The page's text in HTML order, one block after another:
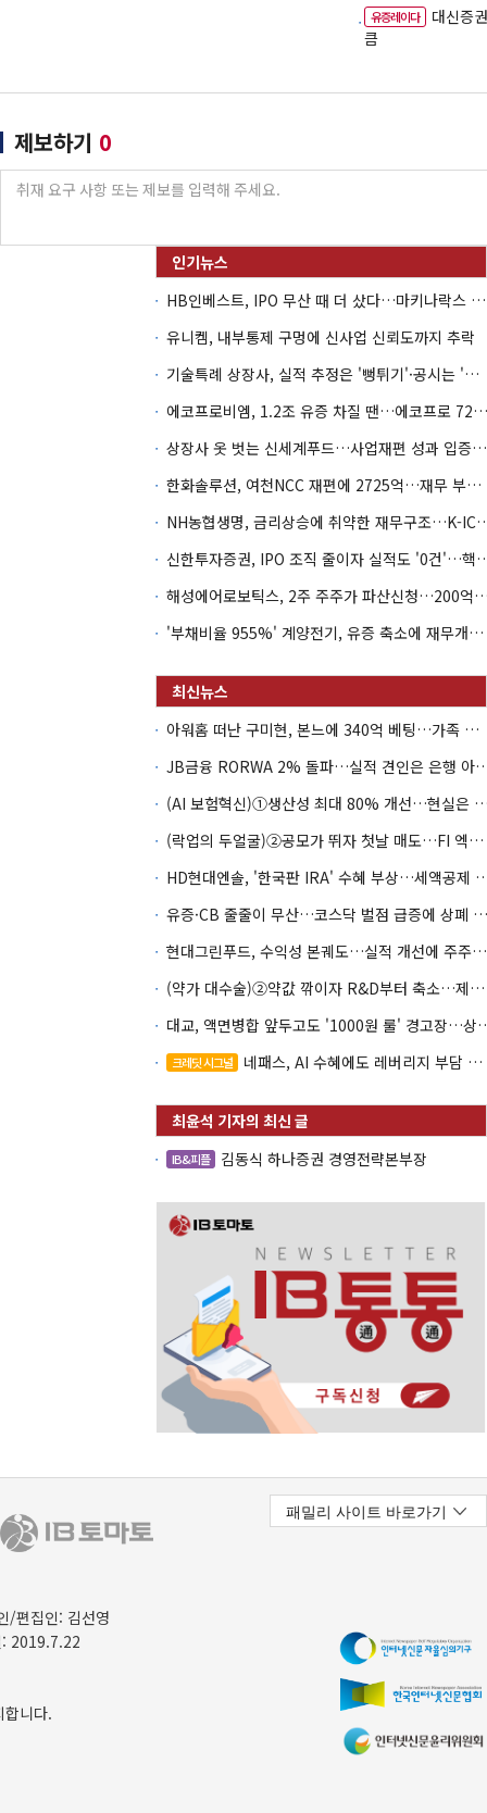
유증레이다
대신증
큼
제보하기 0
HB인베스트, IPO 무산 때 더 샀다…마키나락스 투자 2.7배 회수
유니켐, 내부통제 구멍에 신사업 신뢰도까지 추락
기술특례 상장사, 실적 추정은 '뻥튀기'·공시는 '누락'
에코프로비엠, 1.2조 유증 차질 땐…에코프로 7270억 '독박'
상장사 옷 벗는 신세계푸드…사업재편 성과 입증할까
한화솔루션, 여천NCC 재편에 2725억…재무 부담 커지나
NH농협생명, 금리상승에 취
신한투자증권, IPO 조직 줄
해성에어로보틱스, 2주 주주가 파산
'부채비율 955%' 계양전기, 유증 축소에 재무개선 효과 '뚝'
아워홈 떠난 구미현, 본느에 340억 베팅…가족 지배체제 구축
JB금융 RORWA 2% 돌파…실
(AI 보험혁신)①생산성 최대 80%
(락업의 두얼굴)②공모가 뛰자 첫날 매도…FI 엑시트 전략 갈렸다
HD현대엔솔, '한국판 IRA' 수혜
유증·CB 줄줄이 무산…코스닥 벌점 급증에 상폐 압박
현대그린푸드, 수익성 본궤도…실적 개선에 주주환원까지
(약가 대수술)②약값 깎이자 R&D부터 축소…제약업계 비상경영 돌입
대교, 액면병합 앞두고
크레딧 시그널 네패스, AI 수혜에도 레버리지 부담 여전
IB&피플 김동식 하나증권 경영전략본부장
/편집인: 김선영
2019.7.22
니다.